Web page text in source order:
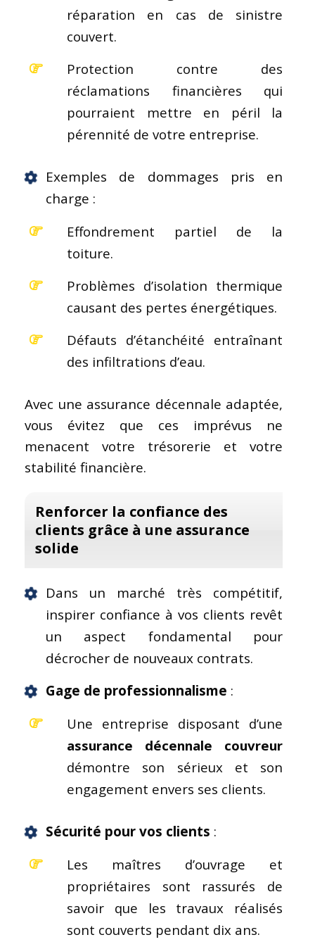
réparation en cas de sinistre
couvert.
Protection contre des
réclamations financières qui
pourraient mettre en péril la
pérennité de votre entreprise.
Exemples de dommages pris en
charge :
Effondrement partiel de la
toiture.
Problèmes d’isolation thermique
causant des pertes énergétiques.
Défauts d’étanchéité entraînant
des infiltrations d’eau.
Avec une assurance décennale adaptée,
vous évitez que ces imprévus ne
menacent votre trésorerie et votre
stabilité financière.
Renforcer la confiance des
clients grâce à une assurance
solide
Dans un marché très compétitif,
inspirer confiance à vos clients revêt
un aspect fondamental pour
décrocher de nouveaux contrats.
Gage de professionnalisme :
Une entreprise disposant d’une
assurance décennale couvreur
démontre son sérieux et son
engagement envers ses clients.
Sécurité pour vos clients :
Les maîtres d’ouvrage et
propriétaires sont rassurés de
savoir que les travaux réalisés
sont couverts pendant dix ans.